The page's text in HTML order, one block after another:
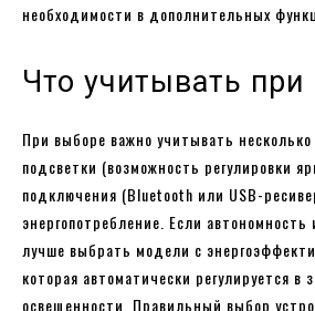
необходимости в дополнительных
Что учитывать
При выборе важно учитывать
подсветки (возможность регулировки
подключения (Bluetooth или USB-
энергопотребление. Если автономность
лучше выбрать модели с
которая автоматически регулируется в
освещенности. Правильный выбор